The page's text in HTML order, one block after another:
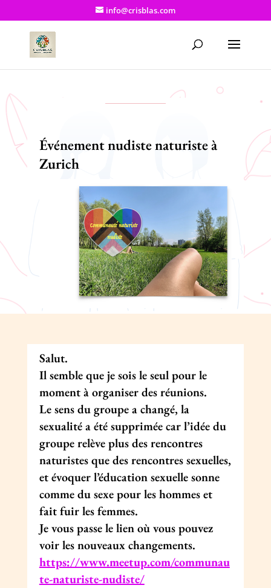
info@crisblas.com
Événement nudiste naturiste à
Zurich
Salut.
Il semble que je sois le seul pour le
moment à organiser des réunions.
Le sens du groupe a changé, la
sexualité a été supprimée car l’idée du
groupe relève plus des rencontres
naturistes que des rencontres sexuelles,
et évoquer l’éducation sexuelle sonne
comme du sexe pour les hommes et
fait fuir les femmes.
Je vous passe le lien où vous pouvez
voir les nouveaux changements.
https://www.meetup.com/communau
te-naturiste-nudiste/